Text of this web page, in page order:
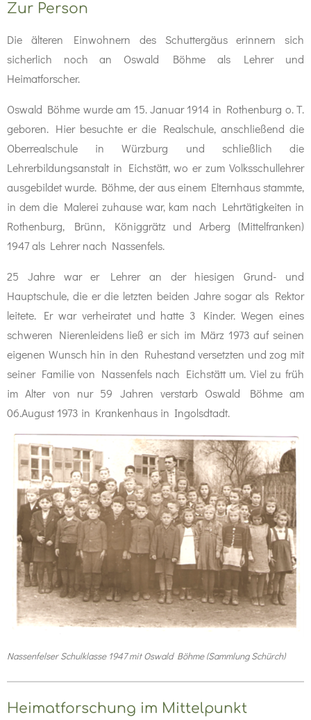
Zur Person
Die älteren Einwohnern des Schuttergäus erinnern sich
sicherlich noch an Oswald Böhme als Lehrer und
Heimatforscher.
Oswald Böhme wurde am 15. Januar 1914 in Rothenburg o. T.
geboren. Hier besuchte er die Realschule, anschließend die
Oberrealschule in Würzburg und schließlich die
Lehrerbildungsanstalt in Eichstätt, wo er zum Volksschullehrer
ausgebildet wurde. Böhme, der aus einem Elternhaus stammte,
in dem die Malerei zuhause war, kam nach Lehrtätigkeiten in
Rothenburg, Brünn, Königgrätz und Arberg (Mittelfranken)
1947 als Lehrer nach Nassenfels.
25 Jahre war er Lehrer an der hiesigen Grund- und
Hauptschule, die er die letzten beiden Jahre sogar als Rektor
leitete. Er war verheiratet und hatte 3 Kinder. Wegen eines
schweren Nierenleidens ließ er sich im März 1973 auf seinen
eigenen Wunsch hin in den Ruhestand versetzten und zog mit
seiner Familie von Nassenfels nach Eichstätt um. Viel zu früh
im Alter von nur 59 Jahren verstarb Oswald Böhme am
06.August 1973 in Krankenhaus in Ingolsdtadt.
Nassenfelser Schulklasse 1947 mit Oswald Böhme (Sammlung Schürch)
Heimatforschung im Mittelpunkt